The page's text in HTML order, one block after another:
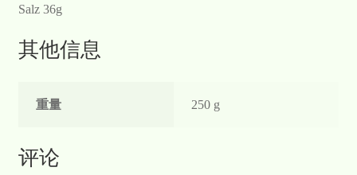
Salz 36g
其他信息
重量 250 g
评论